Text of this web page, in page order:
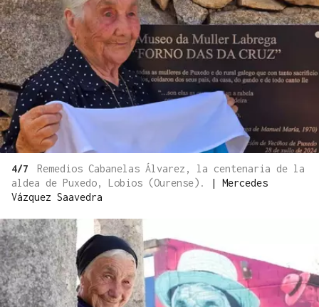
4/7
Remedios Cabanelas Álvarez, la centenaria de la
aldea de Puxedo, Lobios (Ourense).
| Mercedes
Vázquez Saavedra